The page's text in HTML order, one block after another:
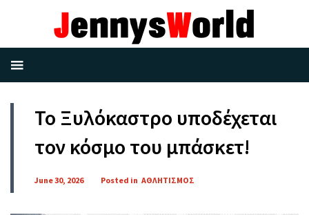
Το Ξυλόκαστρο υποδέχεται
τον κόσμο του μπάσκετ!
June 30, 2026 Posted in ΑΘΛΗΤΙΣΜΟΣ